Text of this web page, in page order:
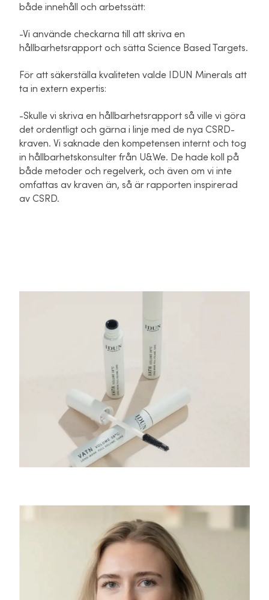
både innehåll och arbetssätt:
-Vi använde checkarna till att skriva en
hållbarhetsrapport och sätta Science Based Targets.
För att säkerställa kvaliteten valde IDUN Minerals att
ta in extern expertis:
-Skulle vi skriva en hållbarhetsrapport så ville vi göra
det ordentligt och gärna i linje med de nya CSRD-
kraven. Vi saknade den kompetensen internt och tog
in hållbarhetskonsulter från U&We. De hade koll på
både metoder och regelverk, och även om vi inte
omfattas av kraven än, så är rapporten inspirerad
av CSRD.